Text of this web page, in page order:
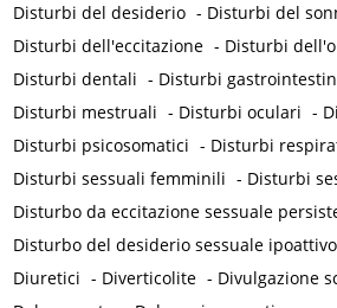
Disturbi del desiderio - Disturbi del
Disturbi dell'eccitazione - Disturbi
Disturbi dentali - Disturbi
Disturbi mestruali - Disturbi oculari -
Disturbi psicosomatici - Disturbi
Disturbi sessuali femminili - Disturbi
Disturbo da eccitazione sessuale
Disturbo del desiderio sessuale ipoattivo
Diuretici - Diverticolite - Divulgazione